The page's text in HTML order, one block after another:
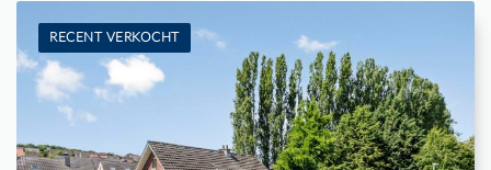
RECENT VERKOCHT
Te koop: Woning